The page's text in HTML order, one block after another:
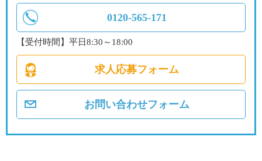
0120-565-171
【受付時間】平日8:30～18:00
求人応募フォーム
お問い合わせフォーム